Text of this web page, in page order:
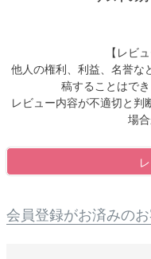
【レビ
他人の権利、利益、名誉な
稿することはで
レビュー内容が不適切と判
場
会員登録がお済みの